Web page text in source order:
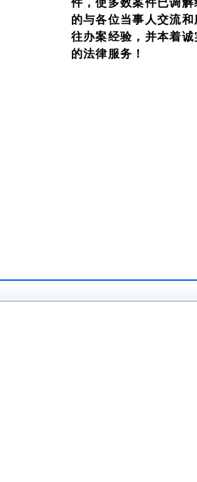
件，使多数案件已调
的与各位当事人交流
往办案经验，并本着
的法律服务！